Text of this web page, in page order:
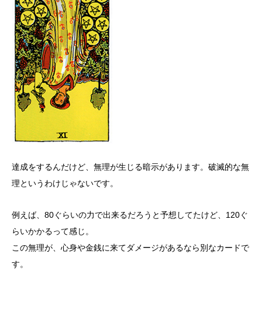
達成をするんだけど、無理が生じる暗示があります。破滅的な無
理というわけじゃないです。
例えば、80ぐらいの力で出来るだろうと予想してたけど、120ぐ
らいかかるって感じ。
この無理が、心身や金銭に来てダメージがあるなら別なカードで
す。